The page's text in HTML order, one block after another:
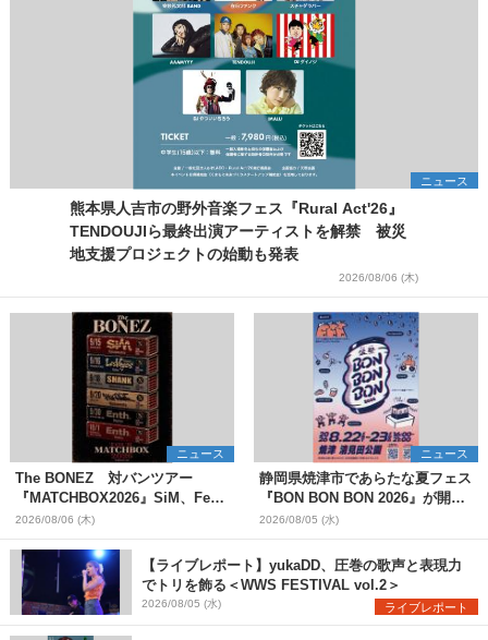
ニュース
熊本県人吉市の野外音楽フェス『Rural Act'26』
TENDOUJIら最終出演アーティストを解禁 被災
地支援プロジェクトの始動も発表
2026/08/06 (木)
ニュース
The BONEZ 対バンツアー
『MATCHBOX2026』SiM、Fear,
and Loathing in Las Vegasら対
バンアーティストを一斉解禁
2026/08/06 (木)
ニュース
静岡県焼津市であらたな夏フェス
『BON BON BON 2026』が開
催 音楽ライブ×盆踊り×DJ×屋台
グルメ×ランタンナイトで彩る2日
間
2026/08/05 (水)
【ライブレポート】yukaDD、圧巻の歌声と表現力
でトリを飾る＜WWS FESTIVAL vol.2＞
2026/08/05 (水) ライブレポート